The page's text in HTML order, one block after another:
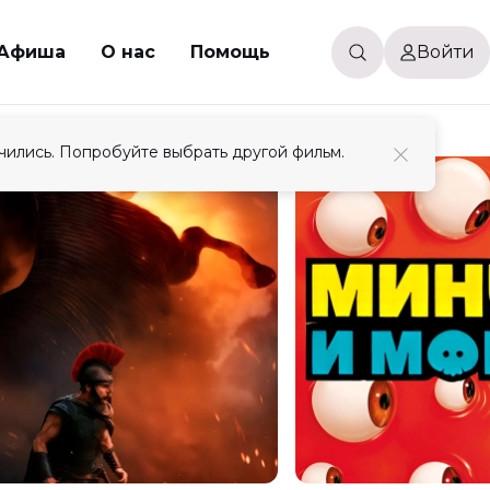
О нас Помощь Войти
Попробуйте выбрать другой фильм.